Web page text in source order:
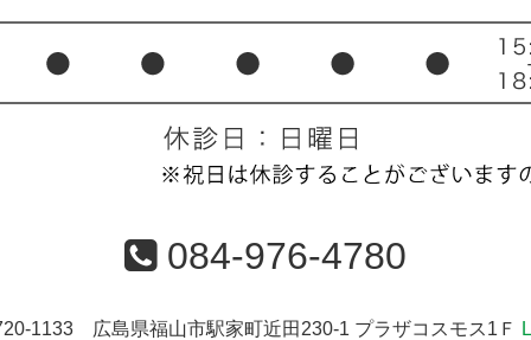
084-976-4780
1133 広島県福山市駅家町近田230-1 プラザコスモス1Ｆ